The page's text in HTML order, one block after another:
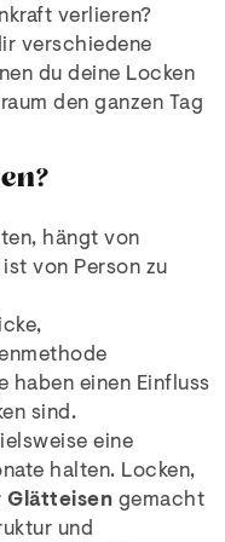
verlieren?
verschiedene
du deine Locken
den ganzen Tag
hängt von
von Person zu
haben einen Einfluss
sind.
eine
halten. Locken,
Glätteisen gemacht
und